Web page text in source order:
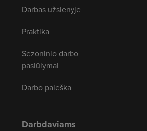
Darbas užsienyje
Praktika
Sezoninio darbo
pasiūlymai
Darbo paieška
Darbdaviams